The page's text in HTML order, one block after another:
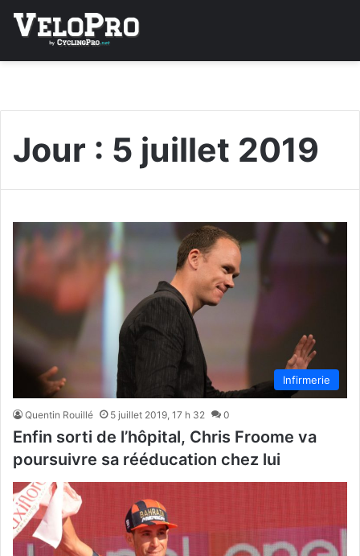
Jour : 5 juillet 2019
Infirmerie
Quentin Rouillé 5 juillet 2019, 17 h 32 0
Enfin sorti de l’hôpital, Chris Froome va
poursuivre sa rééducation chez lui